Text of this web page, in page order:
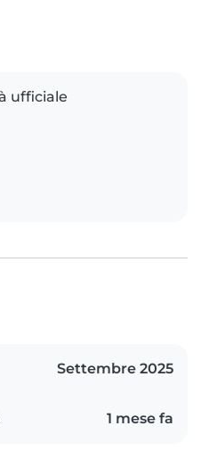
ufficiale
Settembre 2025
1 mese fa